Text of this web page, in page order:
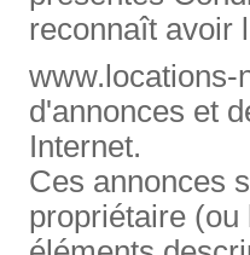
reconnaît avoir
www.locations-
d'annonces et
Internet.
Ces annonces
propriétaire